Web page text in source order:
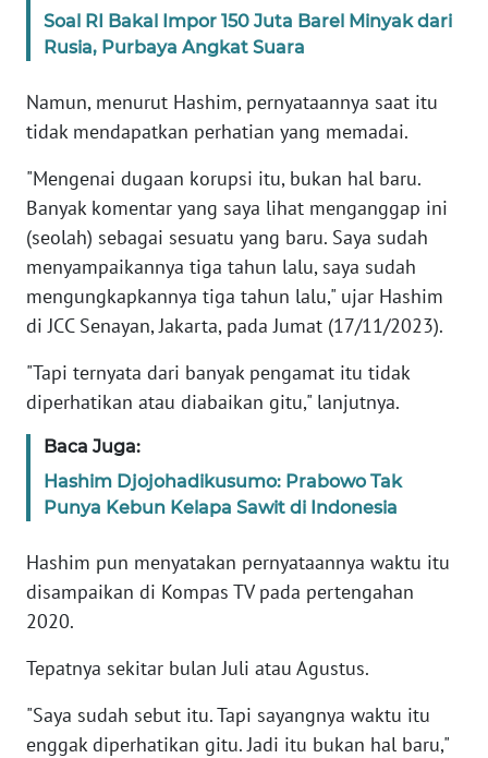
Soal RI Bakal Impor 150 Juta Barel Minyak dari
Rusia, Purbaya Angkat Suara
Namun, menurut Hashim, pernyataannya saat itu
tidak mendapatkan perhatian yang memadai.
"Mengenai dugaan korupsi itu, bukan hal baru.
Banyak komentar yang saya lihat menganggap ini
(seolah) sebagai sesuatu yang baru. Saya sudah
menyampaikannya tiga tahun lalu, saya sudah
mengungkapkannya tiga tahun lalu," ujar Hashim
di JCC Senayan, Jakarta, pada Jumat (17/11/2023).
"Tapi ternyata dari banyak pengamat itu tidak
diperhatikan atau diabaikan gitu," lanjutnya.
Baca Juga:
Hashim Djojohadikusumo: Prabowo Tak
Punya Kebun Kelapa Sawit di Indonesia
Hashim pun menyatakan pernyataannya waktu itu
disampaikan di Kompas TV pada pertengahan
2020.
Tepatnya sekitar bulan Juli atau Agustus.
"Saya sudah sebut itu. Tapi sayangnya waktu itu
enggak diperhatikan gitu. Jadi itu bukan hal baru,"
PEDOMAN
MEDIA
SIBER
REDAKSI
KARIR
DISCLAIMER
News
Regional
WN
SUMUT
JAKARTA
JABAR
WN
WN
NTT